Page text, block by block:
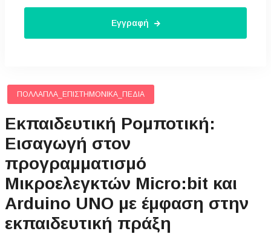
Εγγραφή
ΠΟΛΛΑΠΛΆ_ΕΠΙΣΤΗΜΟΝΙΚΆ_ΠΕΔΊΑ
Εκπαιδευτική Ρομποτική:
Εισαγωγή στον
προγραμματισμό
Μικροελεγκτών Micro:bit και
Arduino UNO με έμφαση στην
εκπαιδευτική πράξη